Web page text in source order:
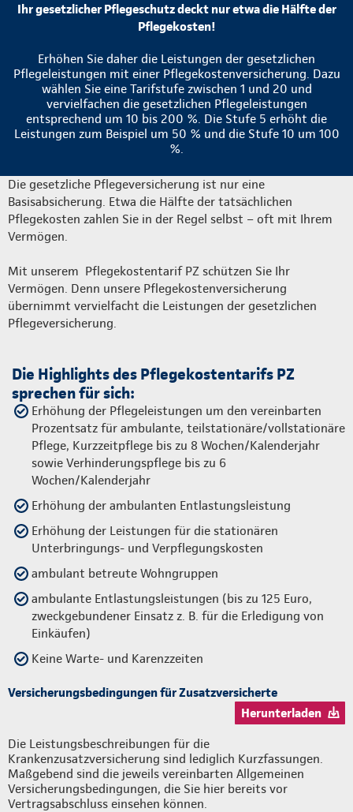
Ihr gesetzlicher Pflegeschutz deckt nur etwa die Hälfte der
Pflegekosten!
Erhöhen Sie daher die Leistungen der gesetzlichen
Pflegeleistungen mit einer Pflegekostenversicherung. Dazu
wählen Sie eine Tarifstufe zwischen 1 und 20 und
vervielfachen die gesetzlichen Pflegeleistungen
entsprechend um 10 bis 200 %. Die Stufe 5 erhöht die
Leistungen zum Beispiel um 50 % und die Stufe 10 um 100
%.
Die gesetzliche Pflegeversicherung ist nur eine
Basisabsicherung. Etwa die Hälfte der tatsächlichen
Pflegekosten zahlen Sie in der Regel selbst – oft mit Ihrem
Vermögen.
Mit unserem Pflegekostentarif PZ schützen Sie Ihr
Vermögen. Denn unsere Pflegekostenversicherung
übernimmt vervielfacht die Leistungen der gesetzlichen
Pflegeversicherung.
Die Highlights des Pflegekostentarifs PZ
sprechen für sich:
Erhöhung der Pflegeleistungen um den vereinbarten
Prozentsatz für ambulante, teilstationäre/vollstationäre
Pflege, Kurzzeitpflege bis zu 8 Wochen/Kalenderjahr
sowie Verhinderungspflege bis zu 6
Wochen/Kalenderjahr
Erhöhung der ambulanten Entlastungsleistung
Erhöhung der Leistungen für die stationären
Unterbringungs- und Verpflegungskosten
ambulant betreute Wohngruppen
ambulante Entlastungsleistungen (bis zu 125 Euro,
zweckgebundener Einsatz z. B. für die Erledigung von
Einkäufen)
Keine Warte- und Karenzzeiten
Versicherungsbedingungen für Zusatzversicherte
Herunterladen
Die Leistungsbeschreibungen für die
Krankenzusatzversicherung sind lediglich Kurzfassungen.
Maßgebend sind die jeweils vereinbarten Allgemeinen
Versicherungsbedingungen, die Sie hier bereits vor
Vertragsabschluss einsehen können.